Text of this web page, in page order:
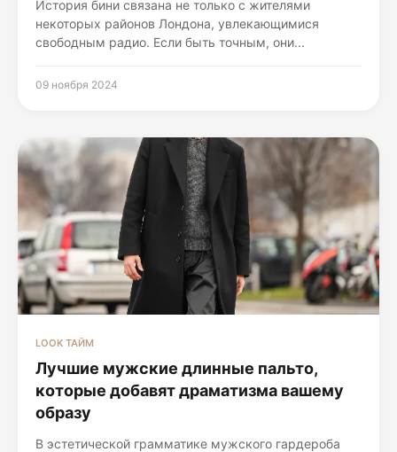
История бини связана не только с жителями
некоторых районов Лондона, увлекающимися
свободным радио. Если быть точным, они...
09 ноября 2024
LOOK ТАЙМ
Лучшие мужские длинные пальто,
которые добавят драматизма вашему
образу
В эстетической грамматике мужского гардероба